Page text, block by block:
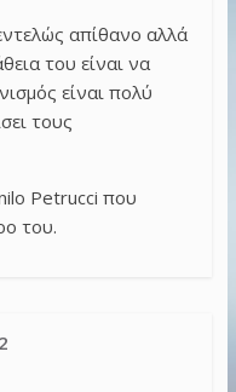
απίθανο αλλά
του είναι να
είναι πολύ
τους
Petrucci που
του.